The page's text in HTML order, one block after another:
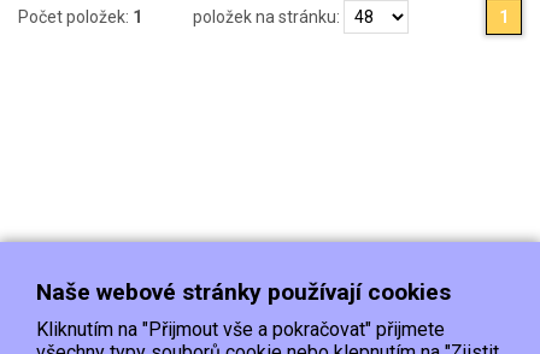
Počet položek: 1 položek na stránku: 1
Naše webové stránky používají cookies
Kliknutím na "Přijmout vše a pokračovat" přijmete